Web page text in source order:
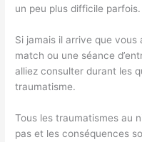
un peu plus difficile parfois.
Si jamais il arrive que vous
match ou une séance
alliez consulter durant les
traumatisme.
Tous les traumatismes au
pas et les conséquences